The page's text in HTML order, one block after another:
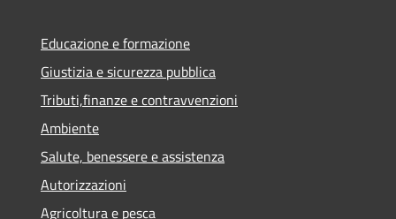
Educazione e formazione
Giustizia e sicurezza pubblica
Tributi,finanze e contravvenzioni
Ambiente
Salute, benessere e assistenza
Autorizzazioni
Agricoltura e pesca